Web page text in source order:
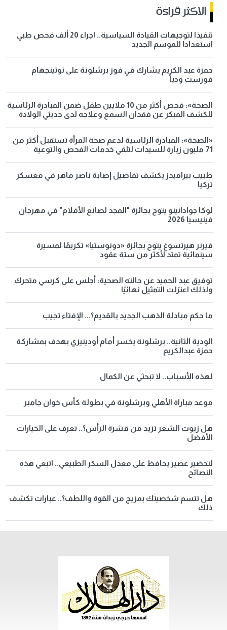
الاكثر قراءة
تنفيذا لتوجيهات القيادة السياسية.. اجراء 20 ألف فحص طبي
استعدادا للموسم الجديد
حمزة عبد الكريم يشارك في فوز برشلونة على نوتينجهام
فورست ودياً
الصحة»: فحص أكثر من 10 ملايين طفل ضمن المبادرة الرئاسية
للكشف المبكر عن فقدان السمع وعلاجه لدى حديثي الولادة
«الصحة»: المبادرة الرئاسية لدعم صحة المرأة تستقبل أكثر من
71 مليون زيارة للسيدات لتلقي خدمات الفحص والتوعية
طبيب بيراميدز يكشف تفاصيل إصابة ناصر ماهر في معسكر
تركيا
لوكا جوادانينو يتوج بجائزة "المجد لصانع الأفلام" في مهرجان
فينيسيا 2026
فيرنر هيرتسوغ يتوج بجائزة «دونوستيا» تكريمًا لمسيرة
سينمائية تمتد لأكثر من ستة عقود
توفيق عبد الحميد عن حالته الصحية: أجلس على كرسي متحرك
ولذلك اعتزلت التمثيل نهائيًا
ما حكم مبادلة الذهب الجديد بالقديم؟... الإفتاء تجيب
الودية الثانية.. برشلونة يخسر أمام أودينيزي بهدف بمشاركة
حمزة عبدالكريم
لهذه الأسباب.. لا تبحثي عن الكمال
موعد مباراة الأهلي وبرشلونة في بطولة كأس خوان جامبر
هل زيوت الشعر تزيد من قشرة الرأس؟.. تعرف على الخيارات
الأفضل
لتحضير عصير يحافظ على معدل السكر الطبيعي.. اتبعي هذه
النصائح
هل تتسم شخصيتك بمزيج من القوة واللطف؟.. عبارات تكشف
ذلك